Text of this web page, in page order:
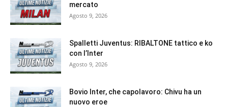
mercato
Agosto 9, 2026
Spalletti Juventus: RIBALTONE tattico e ko
con l’Inter
Agosto 9, 2026
Bovio Inter, che capolavoro: Chivu ha un
nuovo eroe